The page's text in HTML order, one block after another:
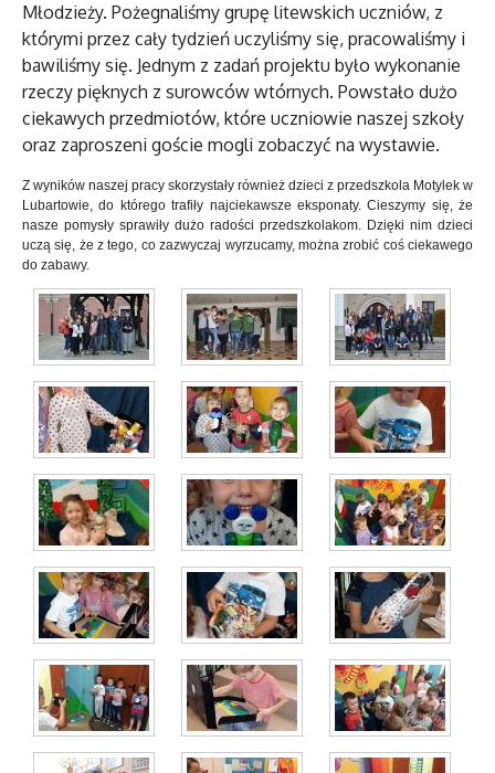
Młodzieży. Pożegnaliśmy grupę litewskich uczniów, z
którymi przez cały tydzień uczyliśmy się, pracowaliśmy i
bawiliśmy się. Jednym z zadań projektu było wykonanie
rzeczy pięknych z surowców wtórnych. Powstało dużo
ciekawych przedmiotów, które uczniowie naszej szkoły
oraz zaproszeni goście mogli zobaczyć na wystawie.
Z wyników naszej pracy skorzystały również dzieci z przedszkola Motylek w
Lubartowie, do którego trafiły najciekawsze eksponaty. Cieszymy się, że
nasze pomysły sprawiły dużo radości przedszkolakom. Dzięki nim dzieci
uczą się, że z tego, co zazwyczaj wyrzucamy, można zrobić coś ciekawego
do zabawy.